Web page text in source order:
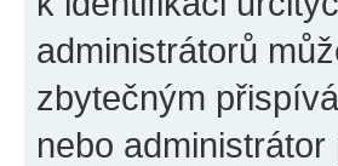
administrátorů
zbytečným
nebo